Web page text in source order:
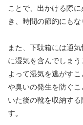
ことで、出かける際
き、時間の節約にもな
また、下駄箱には通
に湿気を含んでしま
よって湿気を逃がす
や臭いの発生を防ぐ
いた後の靴を収納す
す。